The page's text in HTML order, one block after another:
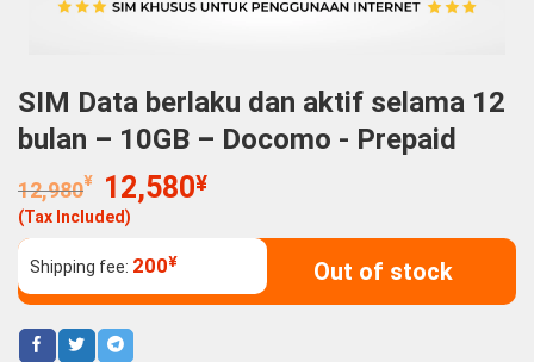
SIM Data berlaku dan aktif selama 12
bulan – 10GB – Docomo - Prepaid
12,980¥
Original
price
was:
12,980¥.
12,580¥Current
12,580¥.
(Tax Included)
Shipping fee: 200¥ Out of stock